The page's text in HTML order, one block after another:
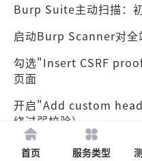
Burp Suite主动扫描：
启动Burp Scanner对全
勾选"Insert CSRF
页面
开启"Add custom
绕过弱校验）
扫描报告聚焦两类接口：
首页 服务类型